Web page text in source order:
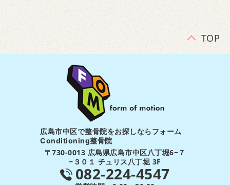
TOP
広島市中区で整骨院をお探しならフォーム
Conditioning整骨院
〒730-0013 広島県広島市中区八丁堀6−７
−３０１ チュリス八丁堀 3F
082-224-4547